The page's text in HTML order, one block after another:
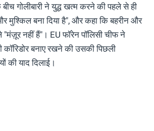
गोलीबारी ने युद्ध खत्म करने की पहले से ही
मुश्किल बना दिया है", और कहा कि बहरीन और
नहीं हैं"। EU फॉरेन पॉलिसी चीफ ने
बनाए रखने की उसकी पिछली
की याद दिलाई।